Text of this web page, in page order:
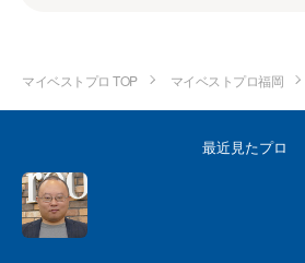
マイベストプロ TOP マイベストプロ福岡
最近見たプロ